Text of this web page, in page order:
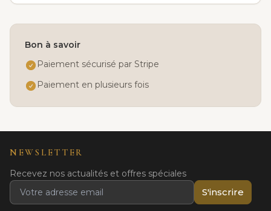
Bon à savoir
Paiement sécurisé par Stripe
Paiement en plusieurs fois
NEWSLETTER
Recevez nos actualités et offres spéciales
S'inscrire